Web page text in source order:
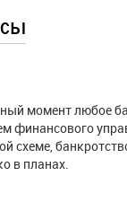
момент любое
финансового
схеме,
в планах.